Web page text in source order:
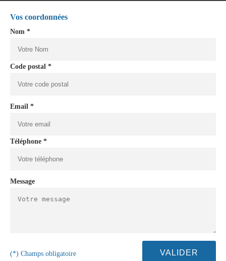
Vos coordonnées
Nom *
Code postal *
Email *
Téléphone *
Message
(*) Champs obligatoire